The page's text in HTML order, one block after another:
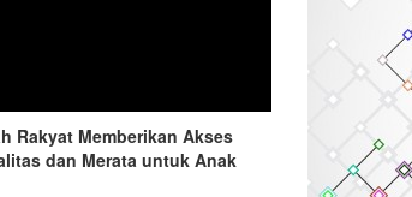
Rakyat Memberikan Akses
dan Merata untuk Anak